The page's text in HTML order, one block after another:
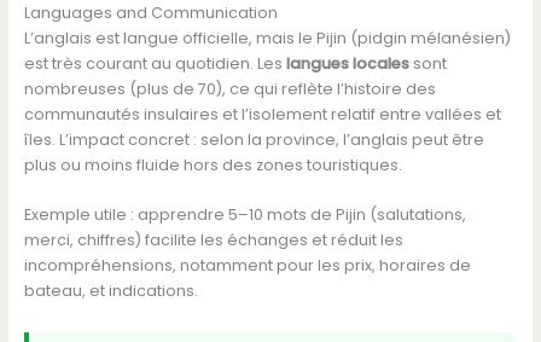
Languages and Communication
L’anglais est langue officielle, mais le Pijin (pidgin mélanésien)
est très courant au quotidien. Les langues localessont
nombreuses (plus de 70), ce qui reflète l’histoire des
communautés insulaires et l’isolement relatif entre vallées et
îles. L’impact concret : selon la province, l’anglais peut être
plus ou moins fluide hors des zones touristiques.
Exemple utile : apprendre 5–10 mots de Pijin (salutations,
merci, chiffres) facilite les échanges et réduit les
incompréhensions, notamment pour les prix, horaires de
bateau, et indications.